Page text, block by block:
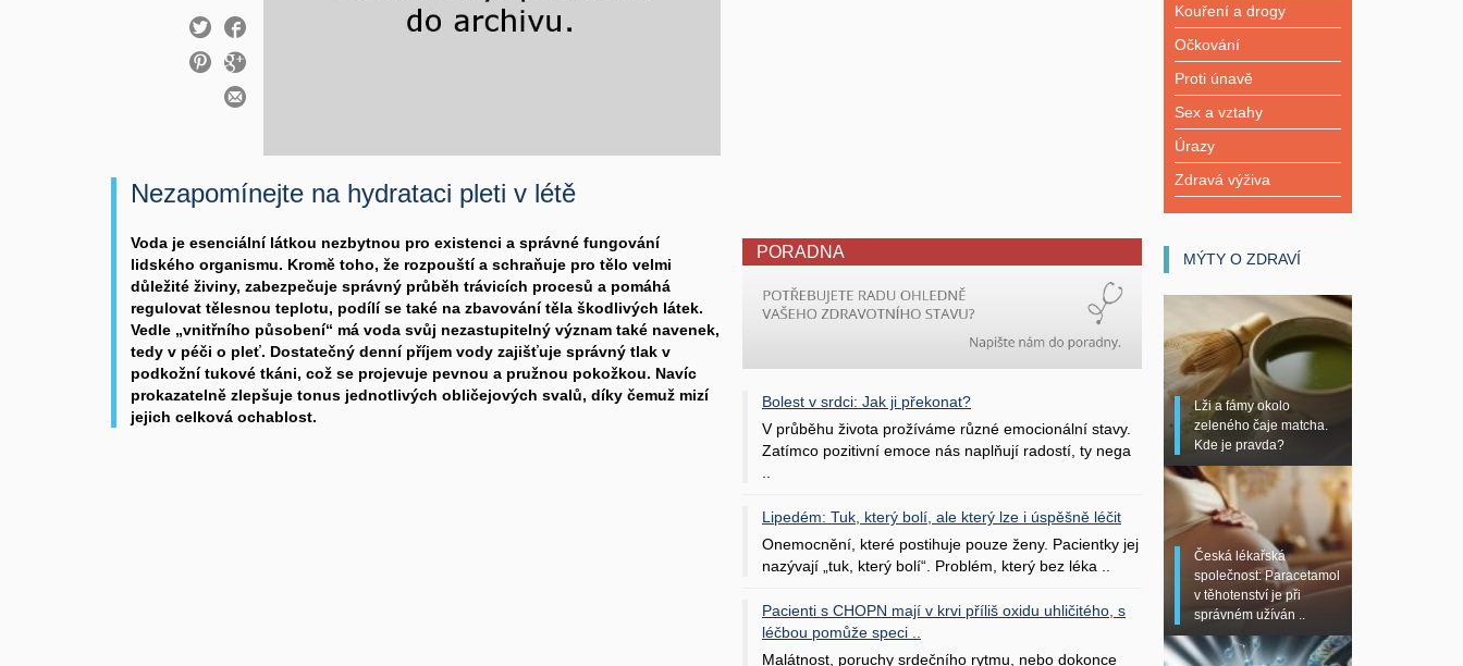
Nezapomínejte na hydrataci pleti v létě
Voda je esenciální látkou nezbytnou pro existenci a správné fungování
lidského organismu. Kromě toho, že rozpouští a schraňuje pro tělo velmi
důležité živiny, zabezpečuje správný průběh trávicích procesů a pomáhá
regulovat tělesnou teplotu, podílí se také na zbavování těla škodlivých látek.
Vedle „vnitřního působení“ má voda svůj nezastupitelný význam také navenek,
tedy v péči o pleť. Dostatečný denní příjem vody zajišťuje správný tlak v
podkožní tukové tkáni, což se projevuje pevnou a pružnou pokožkou. Navíc
prokazatelně zlepšuje tonus jednotlivých obličejových svalů, díky čemuž mizí
jejich celková ochablost.
PORADNA
Bolest v srdci: Jak ji překonat?
V průběhu života prožíváme různé emocionální stavy.
Zatímco pozitivní emoce nás naplňují radostí, ty nega
Lipedém: Tuk, který bolí, ale který lze i úspěšně léčit
Onemocnění, které postihuje pouze ženy. Pacientky jej
nazývají „tuk, který bolí“. Problém, který bez léka ..
Pacienti s CHOPN mají v krvi příliš oxidu uhličitého, s
léčbou pomůže speci ..
Malátnost, poruchy srdečního rytmu, nebo dokonce
Kouření a drogy
Očkování
Proti únavě
Sex a vztahy
Úrazy
Zdravá výživa
MÝTY O ZDRAVÍ
Lži a fámy okolo
zeleného čaje matcha.
Kde je pravda?
Česká lékařská
společnost: Paracetamol
v těhotenství je při
správném užíván ..